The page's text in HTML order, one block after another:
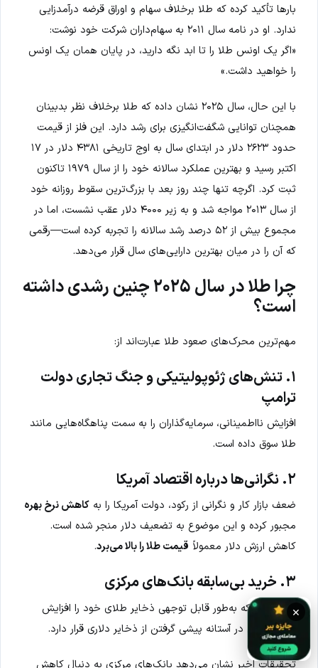
بارها تأکید کرده که طلا برخلاف سهام و اوراق قرضه درآمدزایی
ندارد. او در نامه سال ۲۰۱۱ به سهام‌داران شرکت خود نوشت:
«اگر یک اونس طلا را تا ابد نگه دارید، در پایان همان یک اونس
را خواهید داشت.»
با این حال، سال ۲۰۲۵ نشان داده که طلا برخلاف نظر بدبینان
همچنان توانایی شگفت‌انگیزی برای رشد دارد. این فلز از قیمت
حدود ۲۶۲۳ دلار در ابتدای سال به اوج تاریخی ۴۳۸۱ دلار در ۱۷
اکتبر رسید و بهترین عملکرد سالانه خود را از سال ۱۹۷۹ تاکنون
ثبت کرد. اگرچه تنها چند روز بعد با بزرگ‌ترین سقوط روزانه خود
از سال ۲۰۱۳ مواجه شد و به زیر ۴۰۰۰ دلار عقب نشست، اما در
مجموع بیش از ۵۲ درصد رشد سالانه را تجربه کرده است—رقمی
که آن را در میان بهترین دارایی‌های سال قرار می‌دهد.
چرا طلا در سال ۲۰۲۵ چنین رشدی داشته
است؟
مهم‌ترین محرک‌های صعود طلا عبارت‌اند از:
۱. تنش‌های ژئوپولیتیکی و جنگ تجاری دولت
ترامپ
افزایش نااطمینانی‌، سرمایه‌گذاران را به سمت پناهگاه‌هایی مانند
طلا سوق داده است.
۲. نگرانی‌ها درباره اقتصاد آمریکا
ضعف بازار کار و نگرانی از رکود، دولت آمریکا را به کاهش نرخ بهره
مجبور کرده و این موضوع به تضعیف دلار منجر شده است.
کاهش ارزش دلار معمولاً قیمت طلا را بالا می‌برد.
۳. خرید بی‌سابقه بانک‌های مرکزی
بویژهچینکه به‌طور قابل توجهی ذخایر طلای خود را افزایش
داده و حتی در آستانه پیشی گرفتن از ذخایر دلاری قرار دارد.
تحقیقات اخیر نشان می‌دهد بانک‌های مرکزی به دنبال کاهش
×